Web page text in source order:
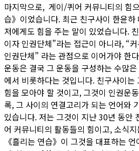
마지막으로, 게이/퀴어 커뮤니티의 힘
습》이었습니다. 최근 친구사이 한윤하
저에게도 힘을 주는 말이 있었습니다.
이자 인권단체”라는 접근이 아니라, “
인권단체” 라는 관점으로 이어가야 한
운동은 결국 그 운동을 구성하는 수많
에서 비롯하다는 것입니다. 친구사이
힘을 모아야 할 것이고, 그것이 인권운
록, 그 사이의 연결고리가 되는 언어와
있습니다. 저는 그것이 지난 30년 동안
어 커뮤니티의 활동들의 힘이고, 소식
《흘리는 연습》이 그것을 대표하는